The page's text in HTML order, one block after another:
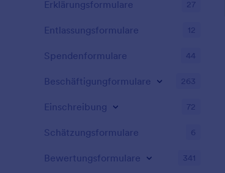
Erklärungsformulare 27
Entlassungsformulare 12
Spendenformulare 44
Beschäftigungformulare 263
Einschreibung 72
Schätzungsformulare 6
Bewertungsformulare 341